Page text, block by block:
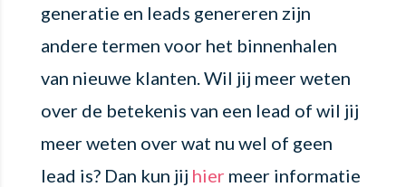
generatie en leads genereren zijn
andere termen voor het binnenhalen
van nieuwe klanten. Wil jij meer weten
over de betekenis van een lead of wil jij
meer weten over wat nu wel of geen
lead is? Dan kun jij hier meer informatie